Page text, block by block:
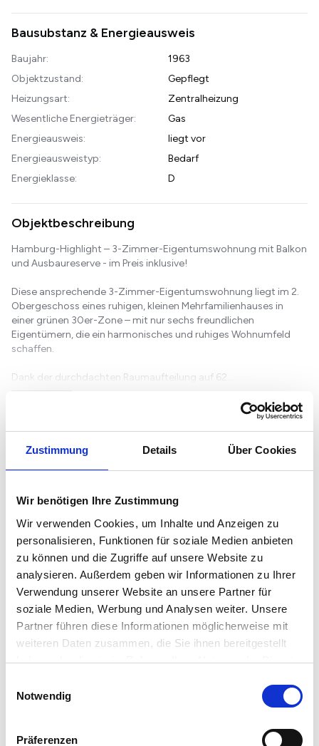
Zustimmung Details Über Cookies
Wir benötigen Ihre Zustimmung
Wir verwenden Cookies, um Inhalte und Anzeigen zu
personalisieren, Funktionen für soziale Medien anbieten
zu können und die Zugriffe auf unsere Website zu
analysieren. Außerdem geben wir Informationen zu Ihrer
Verwendung unserer Website an unsere Partner für
soziale Medien, Werbung und Analysen weiter. Unsere
Partner führen diese Informationen möglicherweise mit
weiteren Daten zusammen, die Sie ihnen bereitgestellt
haben oder die sie im Rahmen Ihrer Nutzung der Dienste
Notwendig
Präferenzen
Bausubstanz & Energieausweis
Baujahr:
1963
Objektzustand:
Gepflegt
Heizungsart:
Zentralheizung
Wesentliche Energieträger:
Gas
Energieausweis:
liegt vor
Energieausweistyp:
Bedarf
Energieklasse:
D
Objektbeschreibung
Hamburg-Highlight – 3-Zimmer-Eigentumswohnung mit Balkon
und Ausbaureserve - im Preis inklusive!
Diese ansprechende 3-Zimmer-Eigentumswohnung liegt im 2.
Obergeschoss eines ruhigen, kleinen Mehrfamilienhauses in
einer grünen 30er-Zone – mit nur sechs freundlichen
Eigentümern, die ein harmonisches und ruhiges Wohnumfeld
schaffen.
Dank der durchdachten Raumaufteilung auf 62...
Austattung
- 22 m² Dachboden-Raum als Ausbaureserve (mit Velux-
Cabrio-/ und Velux-Fenster)
- Balkon (je vom Wohnzimmer und Schlafzimmer zu betreten),
frisch renoviert
- Einbauküche
- BJ 1963
- 2. Stock
- Gas-Zentral-Heizung (201...
Weiterlesen...
Hamburg-Niendorf bietet eine gute Anbindung an den
eine schnelle Verbindung zu anderen Stadtteilen und zur U-Bahn